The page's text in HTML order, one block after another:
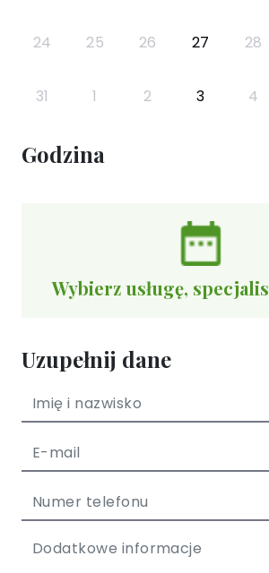
24 25 26 27 28
31 1 2 3 4
Godzina
Wybierz usługę,
Uzupełnij dane